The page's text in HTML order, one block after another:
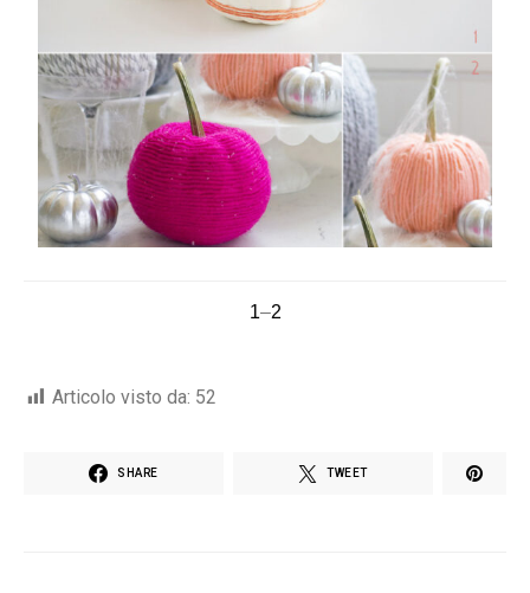
1–2
Articolo visto da: 52
SHARE TWEET